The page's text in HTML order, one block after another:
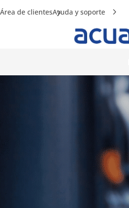
Área de clientesAyuda y soporte